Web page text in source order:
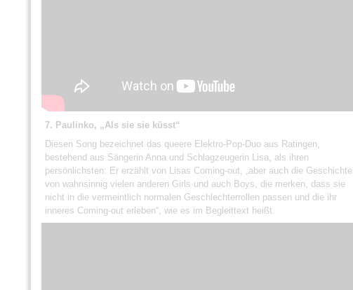
7. Paulinko, „Als sie sie küsst“
Diesen Song bezeichnet das queere Elektro-Pop-Duo aus Ratingen,
bestehend aus Sängerin Anna und Schlagzeugerin Lisa, als ihren
persönlichsten: Er erzählt von Lisas Coming-out, „aber auch die Geschichte
von wahnsinnig vielen anderen Girls und auch Boys, die merken, dass sie
nicht in die vermeintlich normalen Geschlechterrollen passen und die ihr
inneres Coming-out erleben“, wie es im Begleittext heißt.